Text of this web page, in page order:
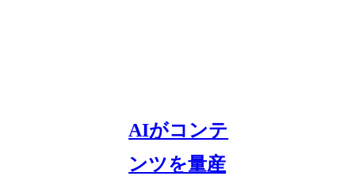
AIがコンテ
ンツを量産